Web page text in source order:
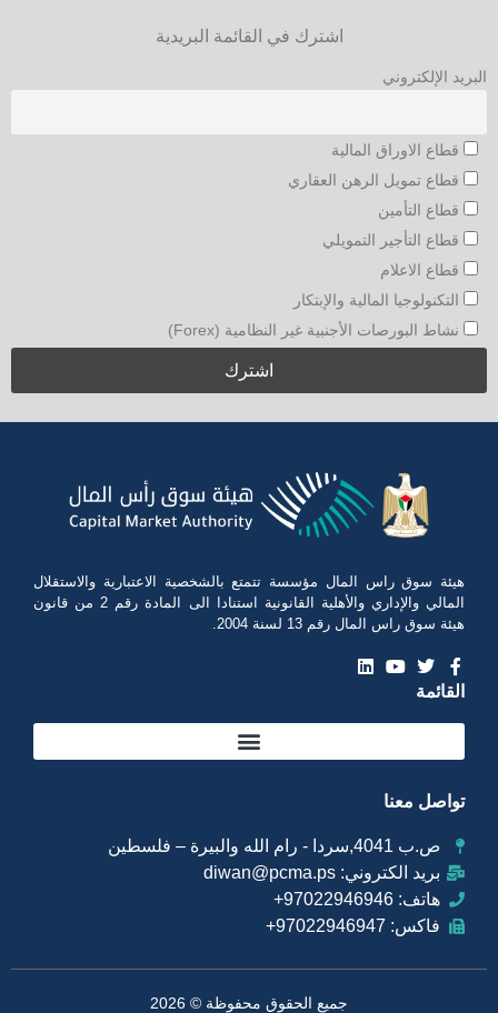
اشترك في القائمة البريدية
البريد الإلكتروني
قطاع الاوراق المالية
قطاع تمويل الرهن العقاري
قطاع التأمين
قطاع التأجير التمويلي
قطاع الاعلام
التكنولوجيا المالية والإبتكار
نشاط البورصات الأجنبية غير النظامية (Forex)
هيئة سوق راس المال مؤسسة تتمتع بالشخصية الاعتبارية والاستقلال
المالي والإداري والأهلية القانونية استنادا الى المادة رقم 2 من قانون
هيئة سوق راس المال رقم 13 لسنة 2004.
القائمة
تواصل معنا
ص.ب 4041,سردا - رام الله والبيرة – فلسطين
بريد الكتروني: diwan@pcma.ps
هاتف: 97022946946+
فاكس: 97022946947+
جميع الحقوق محفوظة © 2026